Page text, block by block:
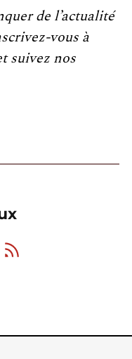
de l’actualité
vous à
suivez nos